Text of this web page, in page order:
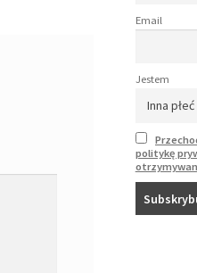
Email
Jestem
politykę